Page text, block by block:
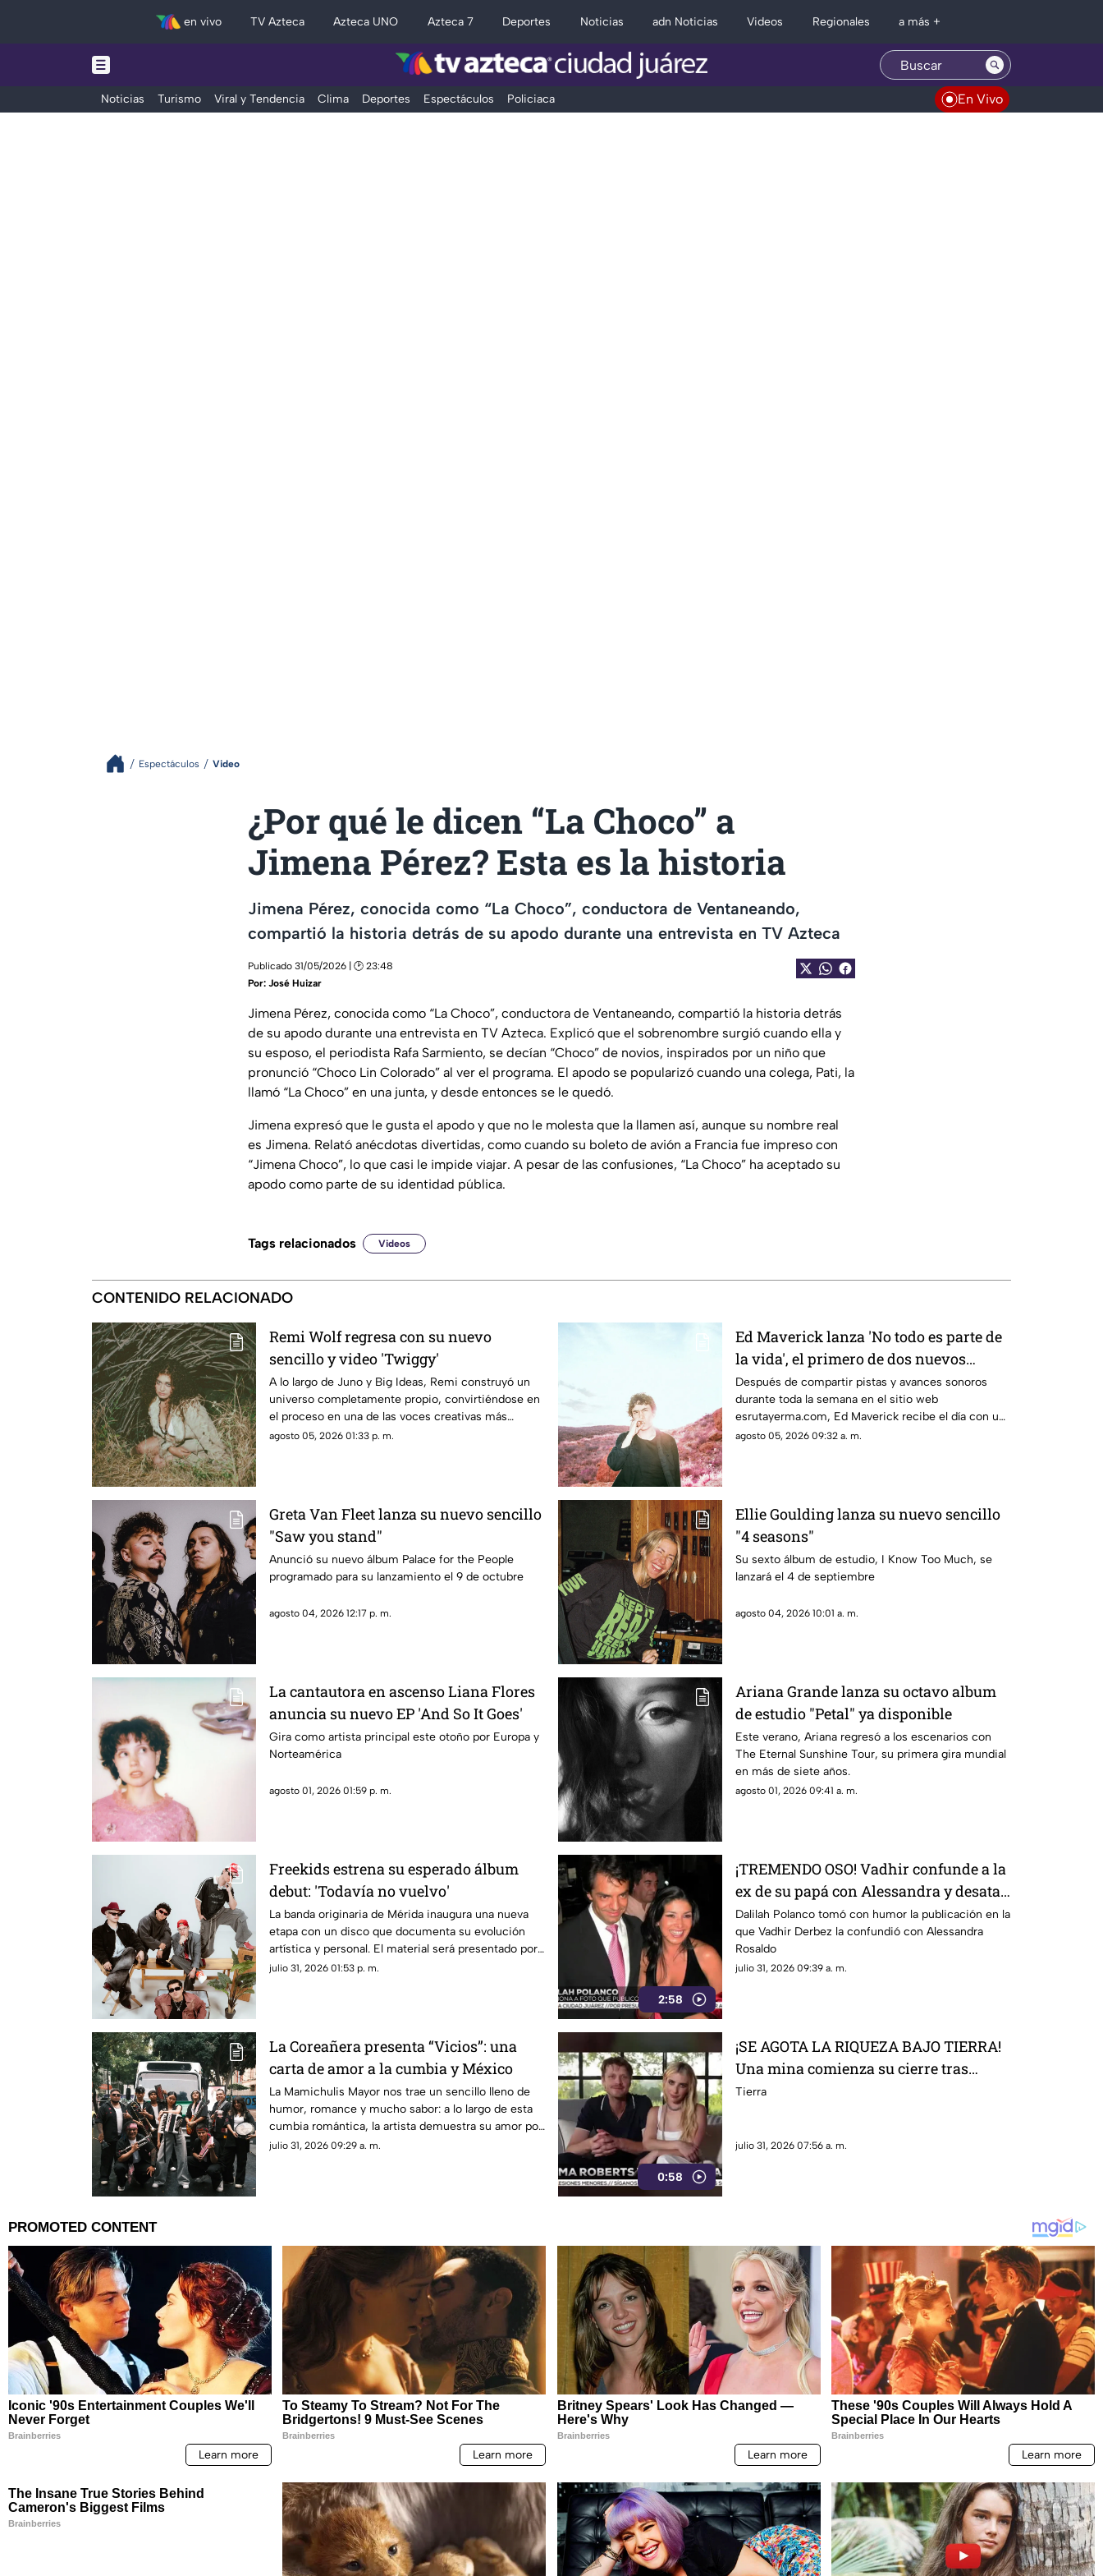
en vivo TV Azteca Azteca UNO Azteca 7 Deportes Noticias adn Noticias Videos Regionales a más +
Noticias Turismo Viral y Tendencia Clima Deportes Espectáculos Policiaca En Vivo
Espectáculos Video
¿Por qué le dicen “La Choco” a
Jimena Pérez? Esta es la historia
Jimena Pérez, conocida como “La Choco”, conductora de Ventaneando,
compartió la historia detrás de su apodo durante una entrevista en TV Azteca
Publicado 31/05/2026 | 🕑 23:48
Por: José Huizar
Jimena Pérez, conocida como “La Choco”, conductora de Ventaneando, compartió la historia detrás
de su apodo durante una entrevista en TV Azteca. Explicó que el sobrenombre surgió cuando ella y
su esposo, el periodista Rafa Sarmiento, se decían “Choco” de novios, inspirados por un niño que
pronunció “Choco Lin Colorado” al ver el programa. El apodo se popularizó cuando una colega, Pati, la
llamó “La Choco” en una junta, y desde entonces se le quedó.
Jimena expresó que le gusta el apodo y que no le molesta que la llamen así, aunque su nombre real
es Jimena. Relató anécdotas divertidas, como cuando su boleto de avión a Francia fue impreso con
“Jimena Choco”, lo que casi le impide viajar. A pesar de las confusiones, “La Choco” ha aceptado su
apodo como parte de su identidad pública.
Tags relacionados Videos
CONTENIDO RELACIONADO
Remi Wolf regresa con su nuevo
sencillo y video 'Twiggy'
A lo largo de Juno y Big Ideas, Remi construyó un
universo completamente propio, convirtiéndose en
el proceso en una de las voces creativas más
queridas e impredecibles de la música
agosto 05, 2026 01:33 p. m.
Ed Maverick lanza 'No todo es parte de
la vida', el primero de dos nuevos
sencillos a estrenarse
Después de compartir pistas y avances sonoros
durante toda la semana en el sitio web
esrutayerma.com, Ed Maverick recibe el día con una
nueva canción que nos adentra en un nuevo
agosto 05, 2026 09:32 a. m.
Greta Van Fleet lanza su nuevo sencillo
"Saw you stand"
Anunció su nuevo álbum Palace for the People
programado para su lanzamiento el 9 de octubre
agosto 04, 2026 12:17 p. m.
Ellie Goulding lanza su nuevo sencillo
"4 seasons"
Su sexto álbum de estudio, I Know Too Much, se
lanzará el 4 de septiembre
agosto 04, 2026 10:01 a. m.
La cantautora en ascenso Liana Flores
anuncia su nuevo EP 'And So It Goes'
Gira como artista principal este otoño por Europa y
Norteamérica
agosto 01, 2026 01:59 p. m.
Ariana Grande lanza su octavo album
de estudio "Petal" ya disponible
Este verano, Ariana regresó a los escenarios con
The Eternal Sunshine Tour, su primera gira mundial
en más de siete años.
agosto 01, 2026 09:41 a. m.
Freekids estrena su esperado álbum
debut: 'Todavía no vuelvo'
La banda originaria de Mérida inaugura una nueva
etapa con un disco que documenta su evolución
artística y personal. El material será presentado por
primera vez en vivo el próximo 21 de agosto en Foro
julio 31, 2026 01:53 p. m.
2:58
¡TREMENDO OSO! Vadhir confunde a la
ex de su papá con Alessandra y desata
un escándalo en redes
Dalilah Polanco tomó con humor la publicación en la
que Vadhir Derbez la confundió con Alessandra
Rosaldo
julio 31, 2026 09:39 a. m.
La Coreañera presenta “Vicios”: una
carta de amor a la cumbia y México
La Mamichulis Mayor nos trae un sencillo lleno de
humor, romance y mucho sabor: a lo largo de esta
cumbia romántica, la artista demuestra su amor por
nuestra cultura, al tiempo que nos regala una de sus
julio 31, 2026 09:29 a. m.
0:58
¡SE AGOTA LA RIQUEZA BAJO TIERRA!
Una mina comienza su cierre tras
quedarse sin recursos
Tierra
julio 31, 2026 07:56 a. m.